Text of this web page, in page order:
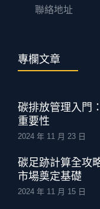
聯絡地址
專欄文章
碳排放管理入門
重要性
2024 年 11 月 23 日
碳足跡計算全攻
市場奠定基礎
2024 年 11 月 15 日